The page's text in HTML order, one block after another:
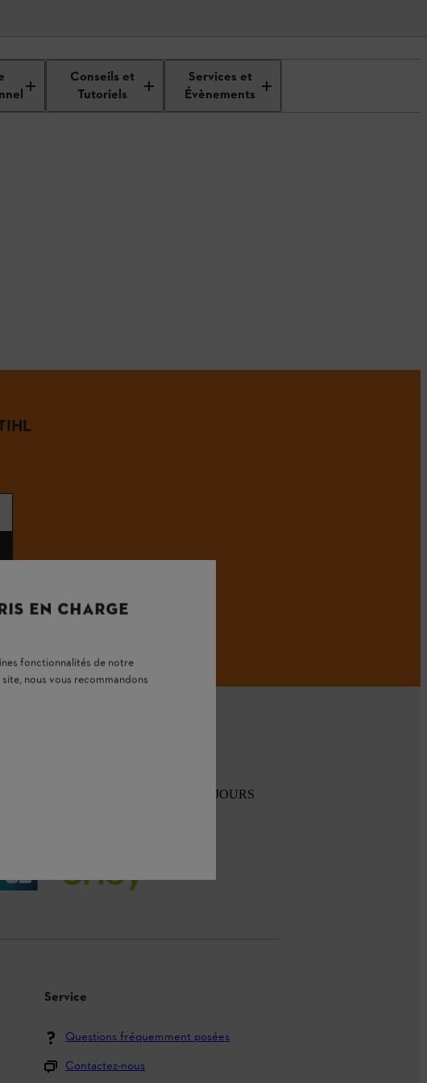
Conseils et
Tutoriels
Services et
Évènements
RETOUR GRATUIT SOUS 30 JOURS
Service
Questions fréquemment posées
Contactez-nous
EN CHARGE
fonctionnalités de notre
nous vous recommandons